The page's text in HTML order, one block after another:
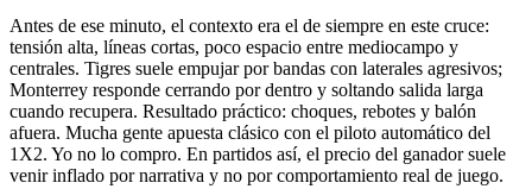
Antes de ese minuto, el contexto era el de siempre en este cruce:
tensión alta, líneas cortas, poco espacio entre mediocampo y
centrales. Tigres suele empujar por bandas con laterales agresivos;
Monterrey responde cerrando por dentro y soltando salida larga
cuando recupera. Resultado práctico: choques, rebotes y balón
afuera. Mucha gente apuesta clásico con el piloto automático del
1X2. Yo no lo compro. En partidos así, el precio del ganador suele
venir inflado por narrativa y no por comportamiento real de juego.